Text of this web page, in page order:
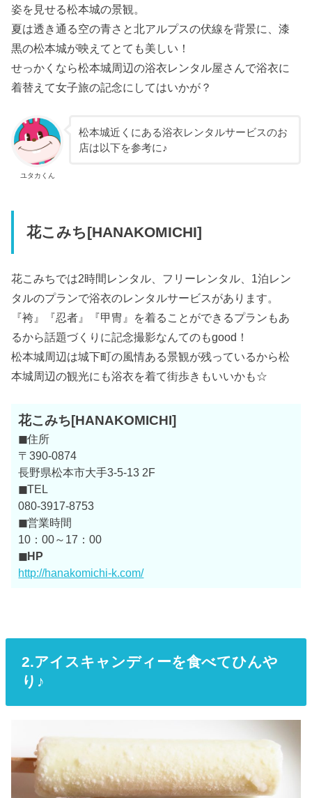
姿を見せる松本城の景観。
夏は透き通る空の青さと北アルプスの伏線を背景に、漆
黒の松本城が映えてとても美しい！
せっかくなら松本城周辺の浴衣レンタル屋さんで浴衣に
着替えて女子旅の記念にしてはいかが？
ユタカくん
松本城近くにある浴衣レンタルサービスのお
店は以下を参考に♪
花こみち[HANAKOMICHI]
花こみちでは2時間レンタル、フリーレンタル、1泊レン
タルのプランで浴衣のレンタルサービスがあります。
『袴』『忍者』『甲冑』を着ることができるプランもあ
るから話題づくりに記念撮影なんてのもgood！
松本城周辺は城下町の風情ある景観が残っているから松
本城周辺の観光にも浴衣を着て街歩きもいいかも☆
花こみち[HANAKOMICHI]
◼住所
〒390-0874
長野県松本市大手3-5-13 2F
◼TEL
080-3917-8753
◼営業時間
10：00～17：00
◼HP
http://hanakomichi-k.com/
2.アイスキャンディーを食べてひんや
り♪